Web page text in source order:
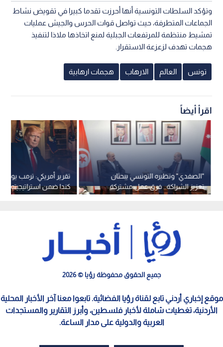
وتؤكد السلطات التونسية أنها أحرزت تقدما كبيرا في تقويض نشاط
الجماعات المتطرفة، حيث تواصل قوات الحرس والجيش عمليات
تمشيط منتظمة للمرتفعات الجبلية لمنع اتخاذها ملاذا لتنفيذ
هجمات تهدف لزعزعة الاستقرار.
تونس العالم الارهاب هجمات ارهابية
اقرأ أيضاً
تقرير أمريكي: ترمب يوجه
كندا ضمن استراتيجيته
الكرة الغربي
"الصفدي" ونظيره التونسي يبحثان
تعزيز الشراكة.. فرق عمل مشتركة
ومذكرة تفاهم دبلوماسية
جميع الحقوق محفوظة رؤيا © 2026
موقع إخباري أردني تابع لقناة رؤيا الفضائية. تابعوا معنا آخر الأخبار المحلية
الأردنية، تغطيات شاملة لأخبار فلسطين، وأبرز التقارير والمستجدات
العربية والدولية على مدار الساعة.